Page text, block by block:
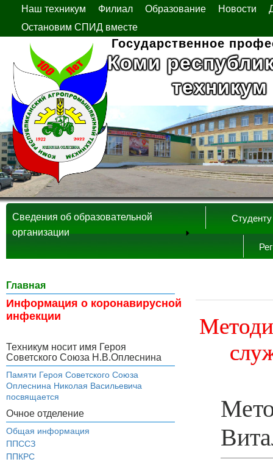
Наш техникум Филиал Образование Новости
Остановим СПИД вместе
Государственное
Коми
Студенту
Сведения об образовательной
организации
Главная
Информация о коронавирусной
инфекции
Техникум носит имя Героя
Советского Союза Н.В.Оплеснина
Памяти Героя Советского Союза
Оплеснина Николая Васильевича
посвящается
Очное отделение
Общая информация
ППССЗ
ППКРС